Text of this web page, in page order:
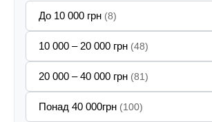
До 10 000 грн (8)
10 000 – 20 000 грн (48)
20 000 – 40 000 грн (81)
Понад 40 000грн (100)